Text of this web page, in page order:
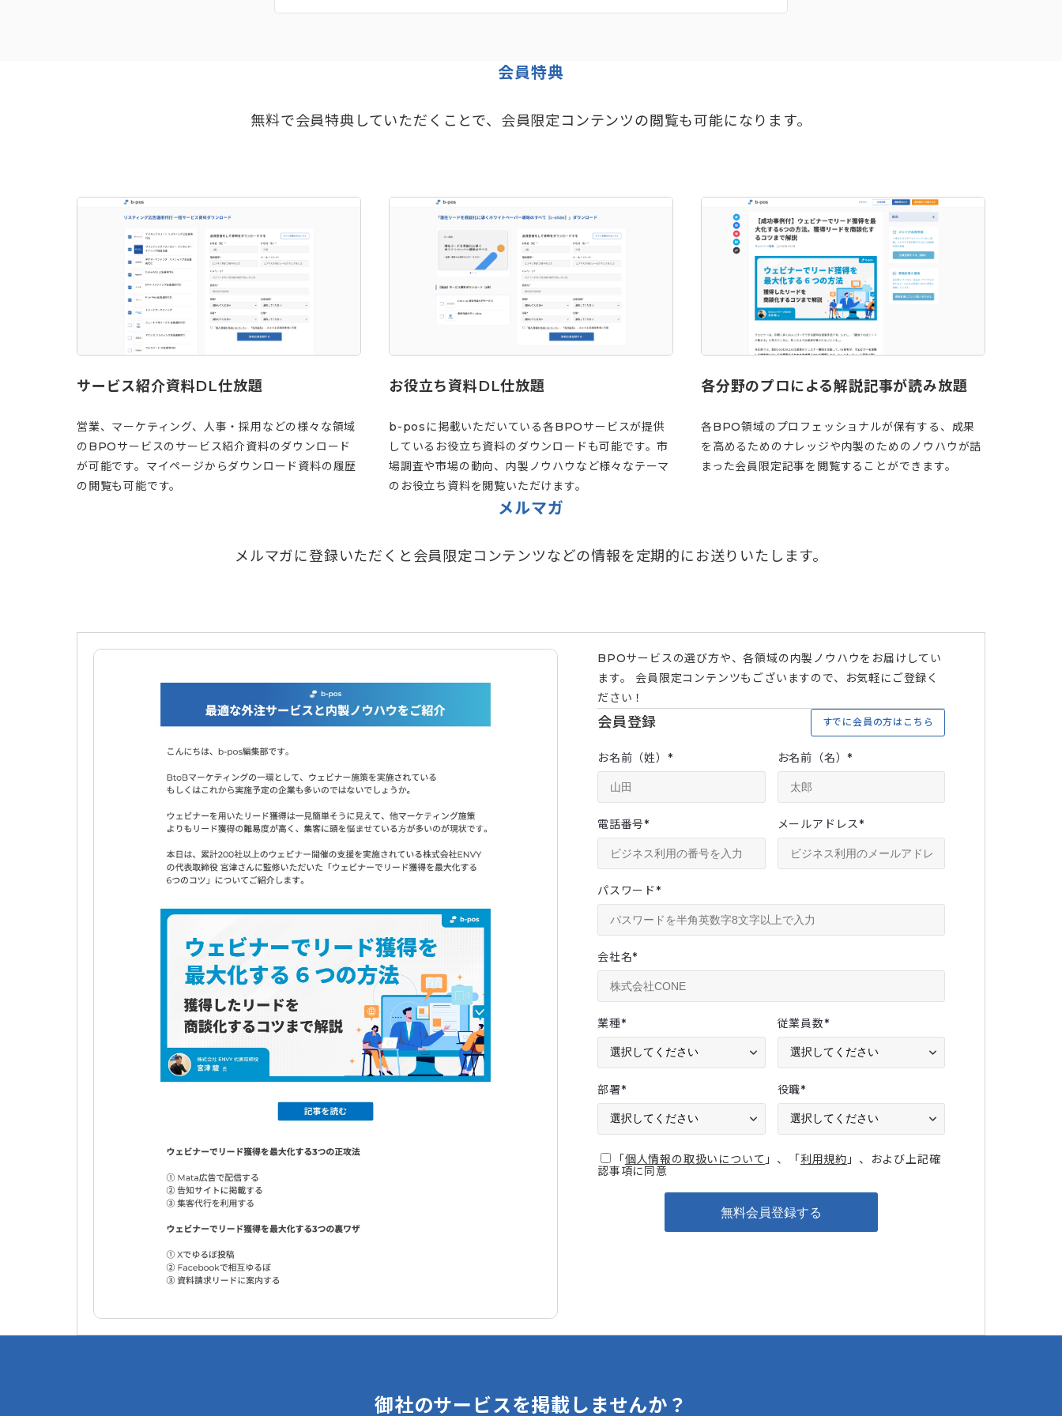
会員特典
無料で会員特典していただくことで、会員限定コンテンツの閲覧も可能になります。
サービス紹介資料DL仕放題
営業、マーケティング、人事・採用などの様々な領域
のBPOサービスのサービス紹介資料のダウンロード
が可能です。マイページからダウンロード資料の履歴
の閲覧も可能です。
お役立ち資料DL仕放題
b-posに掲載いただいている各BPOサービスが提供
しているお役立ち資料のダウンロードも可能です。市
場調査や市場の動向、内製ノウハウなど様々なテーマ
のお役立ち資料を閲覧いただけます。
各分野のプロによる解説記事が読み放題
各BPO領域のプロフェッショナルが保有する、成果
を高めるためのナレッジや内製のためのノウハウが詰
まった会員限定記事を閲覧することができます。
メルマガ
メルマガに登録いただくと会員限定コンテンツなどの情報を定期的にお送りいたします。
BPOサービスの選び方や、各領域の内製ノウハウをお届けしてい
ます。 会員限定コンテンツもございますので、お気軽にご登録く
ださい！
会員登録 すでに会員の方はこちら
お名前（姓） * お名前（名）*
電話番号* メールアドレス*
パスワード*
会社名*
業種* 従業員数*
部署* 役職*
「個人情報の取扱いについて 」、「利用規約 」、および上記確
認事項に同意
御社のサービスを掲載しませんか？